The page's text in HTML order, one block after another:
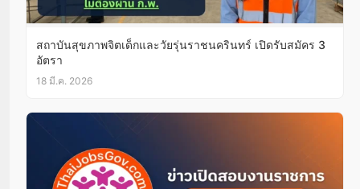
สถาบันสุขภาพจิตเด็กและวัยรุ่นราชนครินทร์ เปิดรับสมัคร 3
อัตรา
18 มี.ค. 2026